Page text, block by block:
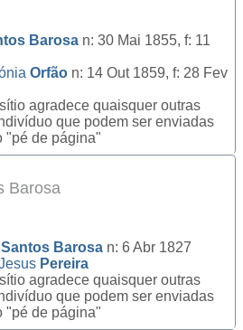
Barosa n: 30 Mai 1855, f: 11
Orfão n: 14 Out 1859, f: 28 Fev
agradece quaisquer outras
que podem ser enviadas
"pé de página"
Barosa
Santos Barosa n: 6 Abr 1827
Pereira
agradece quaisquer outras
que podem ser enviadas
"pé de página"